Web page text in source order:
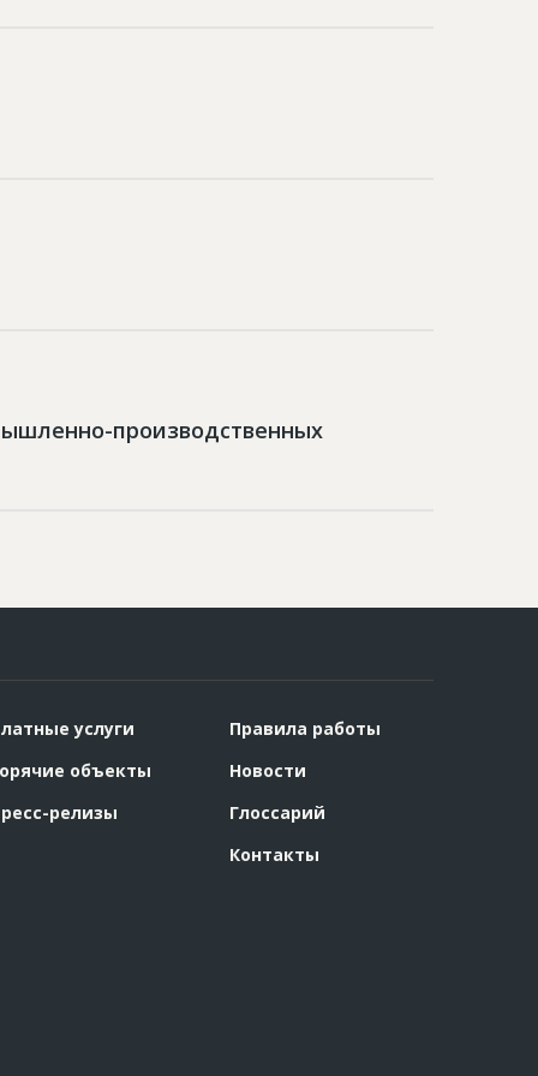
производственных
услуги
объекты
релизы
Правила работы
Новости
Глоссарий
Контакты